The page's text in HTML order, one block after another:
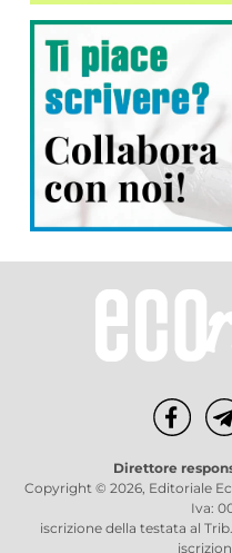
Direttore
Copyright © 2026, Editoriale
Iva:
iscrizione della testata al